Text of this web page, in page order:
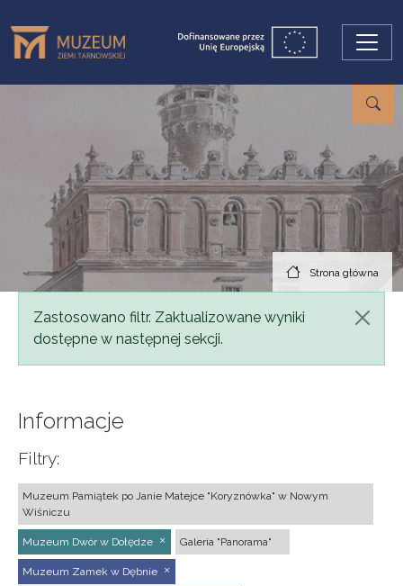
Strona główna
Komunikat
Zastosowano filtr. Zaktualizowane wyniki
dostępne w następnej sekcji.
Informacje
Filtry:
Muzeum Pamiątek po Janie Matejce "Koryznówka" w Nowym
Wiśniczu
Muzeum Dwór w Dołędze Galeria "Panorama"
Muzeum Zamek w Dębnie